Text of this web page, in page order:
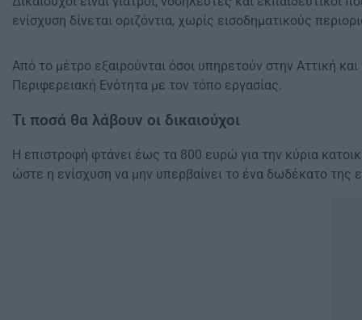
ενίσχυση δίνεται οριζόντια, χωρίς εισοδηματικούς
Από το μέτρο εξαιρούνται όσοι υπηρετούν στην Αττική
Περιφερειακή Ενότητα με τον τόπο εργασίας.
Τι ποσά θα λάβουν οι δικαιούχοι
Η επιστροφή φτάνει έως τα 800 ευρώ για την κύρια
ώστε η ενίσχυση να μην υπερβαίνει το ένα δωδέκατο της